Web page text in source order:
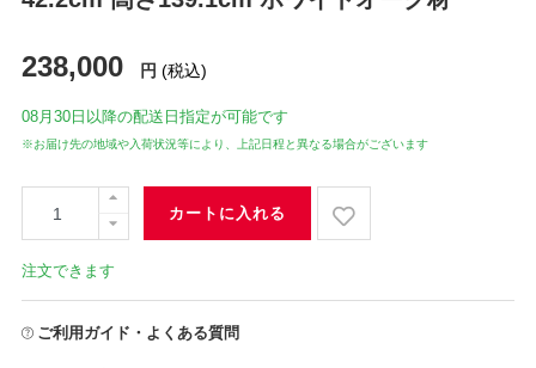
238,000 円 (税込)
08月30日 以降の配送日指定が可能です
※お届け先の地域や入荷状況等により、上記日程と異なる場合がございます
カートに入れる
注文できます
ご利用ガイド・よくある質問